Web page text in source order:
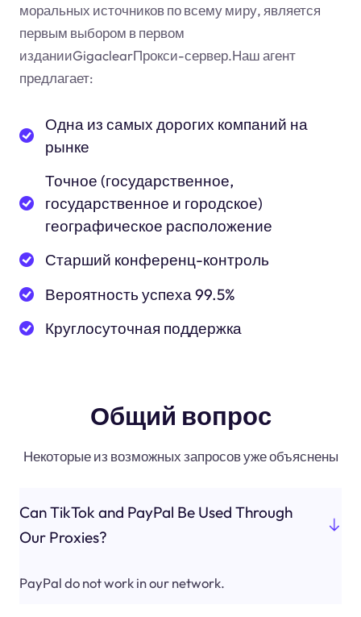
моральных источников по всему миру, является
первым выбором в первом
изданииGigaclearПрокси-сервер.Наш агент
предлагает:
Одна из самых дорогих компаний на
рынке
Точное (государственное,
государственное и городское)
географическое расположение
Старший конференц-контроль
Вероятность успеха 99.5%
Круглосуточная поддержка
Общий вопрос
Некоторые из возможных запросов уже объяснены
Can TikTok and PayPal Be Used Through
Our Proxies?
PayPal do not work in our network.